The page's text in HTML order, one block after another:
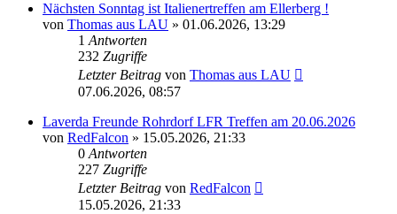
Nächsten Sonntag ist Italienertreffen am Ellerberg !
von Thomas aus LAU » 01.06.2026, 13:29
1 Antworten
232 Zugriffe
Letzter Beitrag von Thomas aus LAU
07.06.2026, 08:57
Laverda Freunde Rohrdorf LFR Treffen am 20.06.2026
von RedFalcon » 15.05.2026, 21:33
0 Antworten
227 Zugriffe
Letzter Beitrag von RedFalcon
15.05.2026, 21:33